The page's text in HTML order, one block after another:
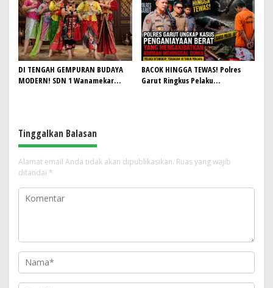
Lagi Mampu Tampung Jamaah,
Penjualan Seragam Ikut Jadi
Sorotan
HUT RI ke-81
DI TENGAH GEMPURAN BUDAYA
MODERN! SDN 1 Wanamekar
BACOK HINGGA TEWAS! Polres
Garut Ringkus Pelaku
Tinggalkan Balasan
Alamat email Anda tidak akan dipublikasikan. Ruas yang wajib
ditandai *